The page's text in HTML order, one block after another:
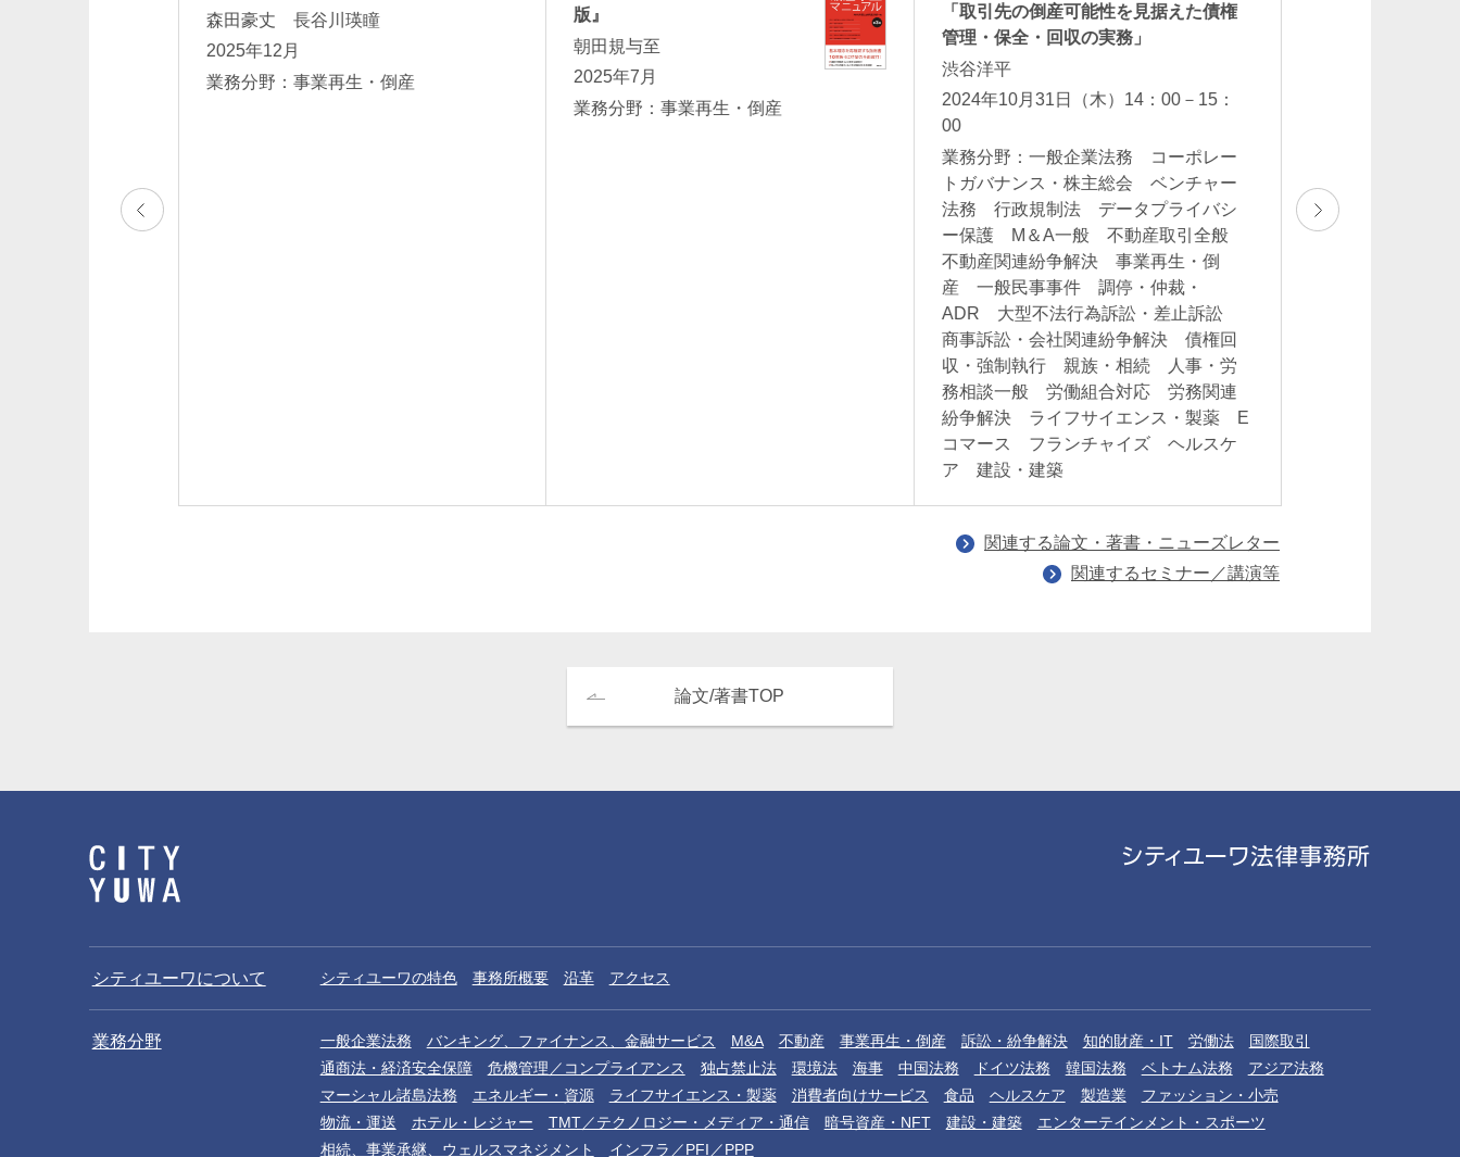
森田豪丈 長谷川瑛瞳
2025年12月
業務分野：事業再生・倒産
版』
朝田規与至
2025年7月
業務分野：事業再生・倒産
「取引先の倒産可能性を見据えた債権
管理・保全・回収の実務」
渋谷洋平
2024年10月31日（木）14：00－15：
00
業務分野：一般企業法務 コーポレー
トガバナンス・株主総会 ベンチャー
法務 行政規制法 データプライバシ
ー保護 M＆A一般 不動産取引全般
不動産関連紛争解決 事業再生・倒
産 一般民事事件 調停・仲裁・
ADR 大型不法行為訴訟・差止訴訟
商事訴訟・会社関連紛争解決 債権回
収・強制執行 親族・相続 人事・労
務相談一般 労働組合対応 労務関連
紛争解決 ライフサイエンス・製薬 E
コマース フランチャイズ ヘルスケ
ア 建設・建築
関連する論文・著書・ニューズレター
関連するセミナー／講演等
論文/著書TOP
シティユーワについて シティユーワの特色 事務所概要 沿革 アクセス
業務分野 一般企業法務 バンキング、ファイナンス、金融サービス M&A 不動産 事業再生・倒産 訴訟・紛争解決 知的財産・IT 労働法
国際取引
通商法・経済安全保障
危機管理／コンプライアンス 独占禁止法 環境法 海事 中国法務 ドイツ法務 韓国法務 ベトナム法務
アジア法務
マーシャル諸島法務
エネルギー・資源 ライフサイエンス・製薬 消費者向けサービス 食品 ヘルスケア 製造業
ファッション・小売
物流・運送
ホテル・レジャー TMT／テクノロジー・メディア・通信 暗号資産・NFT 建設・建築
エンターテインメント・スポーツ
相続、事業承継、ウェルスマネジメント
インフラ／PFI／PPP